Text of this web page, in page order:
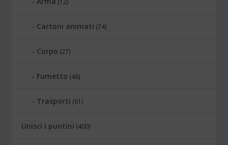
Cartoni animati (74)
Corpo (27)
Fumetto (46)
Trasporti (61)
Unisci i puntini (400)